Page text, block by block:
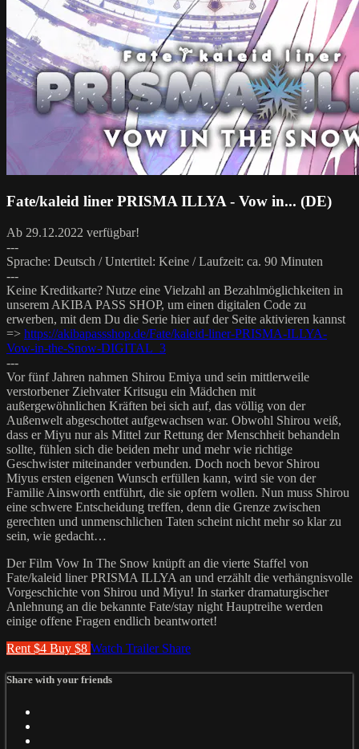
Fate/kaleid liner PRISMA ILLYA - Vow in... (DE)
Ab 29.12.2022 verfügbar!
---
Sprache: Deutsch / Untertitel: Keine / Laufzeit: ca. 90 Minuten
---
Keine Kreditkarte? Nutze eine Vielzahl an Bezahlmöglichkeiten in
unserem AKIBA PASS SHOP, um einen digitalen Code zu
erwerben, mit dem Du die Serie hier auf der Seite aktivieren kannst
=> https://akibapassshop.de/Fate/kaleid-liner-PRISMA-ILLYA-
Vow-in-the-Snow-DIGITAL_3
---
Vor fünf Jahren nahmen Shirou Emiya und sein mittlerweile
verstorbener Ziehvater Kritsugu ein Mädchen mit
außergewöhnlichen Kräften bei sich auf, das völlig von der
Außenwelt abgeschottet aufgewachsen war. Obwohl Shirou weiß,
dass er Miyu nur als Mittel zur Rettung der Menschheit behandeln
sollte, fühlen sich die beiden mehr und mehr wie richtige
Geschwister miteinander verbunden. Doch noch bevor Shirou
Miyus ersten eigenen Wunsch erfüllen kann, wird sie von der
Familie Ainsworth entführt, die sie opfern wollen. Nun muss Shirou
eine schwere Entscheidung treffen, denn die Grenze zwischen
gerechten und unmenschlichen Taten scheint nicht mehr so klar zu
sein, wie gedacht…
Der Film Vow In The Snow knüpft an die vierte Staffel von
Fate/kaleid liner PRISMA ILLYA an und erzählt die verhängnisvolle
Vorgeschichte von Shirou und Miyu! In starker dramaturgischer
Anlehnung an die bekannte Fate/stay night Hauptreihe werden
einige offene Fragen endlich beantwortet!
Rent $4 Buy $8 Watch Trailer Share
Share with your friends